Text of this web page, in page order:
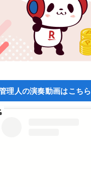
理人の演奏動画はこちら